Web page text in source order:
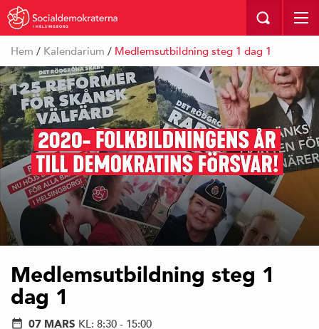
I HELSINGBORG
Hem / Kalendarium / Medlemsutbildning steg 1 dag 1
Medlemsutbildning steg 1
dag 1
07 MARS KL: 8:30 - 15:00